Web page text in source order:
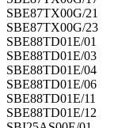
SBE87TX00G/21
SBE87TX00G/23
SBE88TD01E/01
SBE88TD01E/03
SBE88TD01E/04
SBE88TD01E/06
SBE88TD01E/11
SBE88TD01E/12